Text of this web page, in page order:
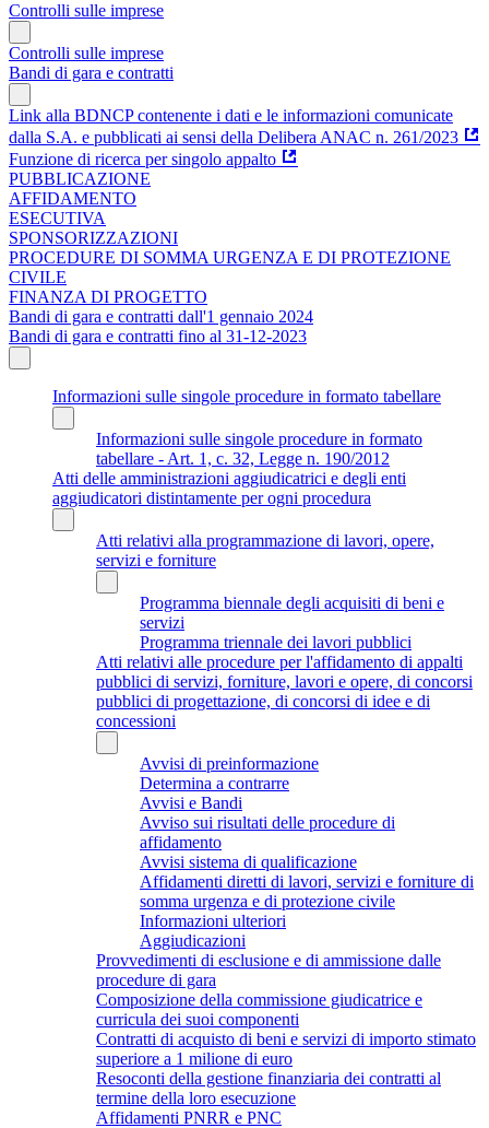
Controlli sulle imprese
Controlli sulle imprese
Bandi di gara e contratti
Link alla BDNCP contenente i dati e le informazioni comunicate
dalla S.A. e pubblicati ai sensi della Delibera ANAC n. 261/2023
Funzione di ricerca per singolo appalto
PUBBLICAZIONE
AFFIDAMENTO
ESECUTIVA
SPONSORIZZAZIONI
PROCEDURE DI SOMMA URGENZA E DI PROTEZIONE
CIVILE
FINANZA DI PROGETTO
Bandi di gara e contratti dall'1 gennaio 2024
Bandi di gara e contratti fino al 31-12-2023
Informazioni sulle singole procedure in formato tabellare
Informazioni sulle singole procedure in formato
tabellare - Art. 1, c. 32, Legge n. 190/2012
Atti delle amministrazioni aggiudicatrici e degli enti
aggiudicatori distintamente per ogni procedura
Atti relativi alla programmazione di lavori, opere,
servizi e forniture
Programma biennale degli acquisiti di beni e
servizi
Programma triennale dei lavori pubblici
Atti relativi alle procedure per l'affidamento di appalti
pubblici di servizi, forniture, lavori e opere, di concorsi
pubblici di progettazione, di concorsi di idee e di
concessioni
Avvisi di preinformazione
Determina a contrarre
Avvisi e Bandi
Avviso sui risultati delle procedure di
affidamento
Avvisi sistema di qualificazione
Affidamenti diretti di lavori, servizi e forniture di
somma urgenza e di protezione civile
Informazioni ulteriori
Aggiudicazioni
Provvedimenti di esclusione e di ammissione dalle
procedure di gara
Composizione della commissione giudicatrice e
curricula dei suoi componenti
Contratti di acquisto di beni e servizi di importo stimato
superiore a 1 milione di euro
Resoconti della gestione finanziaria dei contratti al
termine della loro esecuzione
Affidamenti PNRR e PNC